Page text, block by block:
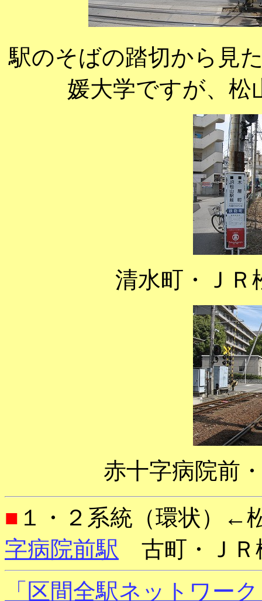
駅のそばの踏切から見
媛大学ですが、松
清水町・ＪＲ
赤十字病院前
■ １・２系統（環状）←
字病院前駅 古町・ＪＲ
「区間全駅ネットワー